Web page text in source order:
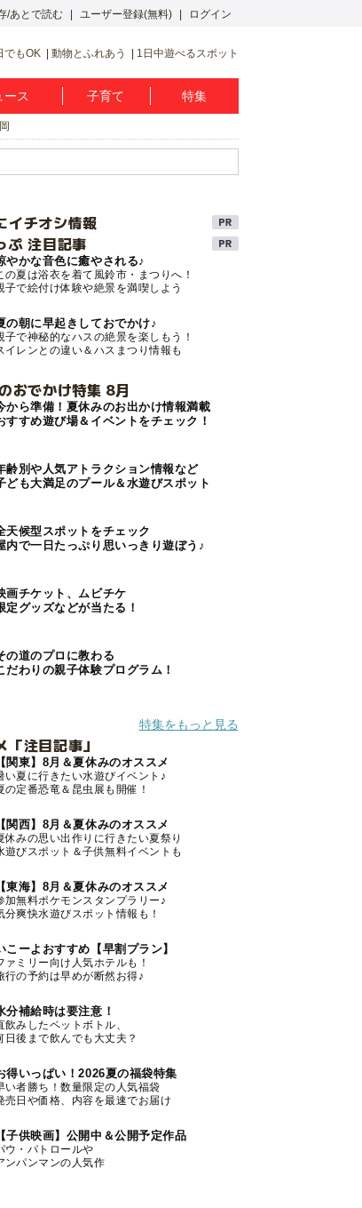
/あとで読む ユーザー登録(無料) ログイン
でもOK 動物とふれあう 1日中遊べるスポット
ース 子育て 特集
イチオシ情報
ぷ 注目記事
やかな音色に癒やされる♪
の夏は浴衣を着て風鈴市・まつりへ！
子で絵付け体験や絶景を満喫しよう
の朝に早起きしておでかけ♪
子で神秘的なハスの絶景を楽しもう！
イレンとの違い＆ハスまつり情報も
おでかけ特集 8月
から準備！夏休みのお出かけ情報満載
すすめ遊び場＆イベントをチェック！
齢別や人気アトラクション情報など
ども大満足のプール＆水遊びスポット
天候型スポットをチェック
内で一日たっぷり思いっきり遊ぼう♪
画チケット、ムビチケ
定グッズなどが当たる！
の道のプロに教わる
だわりの親子体験プログラム！
特集をもっと見る
注目記事」
【関東】8月＆夏休みのオススメ
い夏に行きたい水遊びイベント♪
の定番恐竜＆昆虫展も開催！
【関西】8月＆夏休みのオススメ
休みの思い出作りに行きたい夏祭り
遊びスポット＆子供無料イベントも
【東海】8月＆夏休みのオススメ
加無料ポケモンスタンプラリー♪
分爽快水遊びスポット情報も！
こーよおすすめ【早割プラン】
ァミリー向け人気ホテルも！
行の予約は早めが断然お得♪
分補給時は要注意！
飲みしたペットボトル、
日後まで飲んでも大丈夫？
得いっぱい！2026夏の福袋特集
い者勝ち！数量限定の人気福袋
売日や価格、内容を最速でお届け
【子供映画】公開中＆公開予定作品
ウ・パトロールや
ンパンマンの人気作